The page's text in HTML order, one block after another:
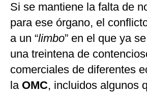
Si se mantiene la falta de
para ese órgano, el
a un “limbo” en el que ya
una treintena de
comerciales de diferentes
la OMC, incluidos algunos